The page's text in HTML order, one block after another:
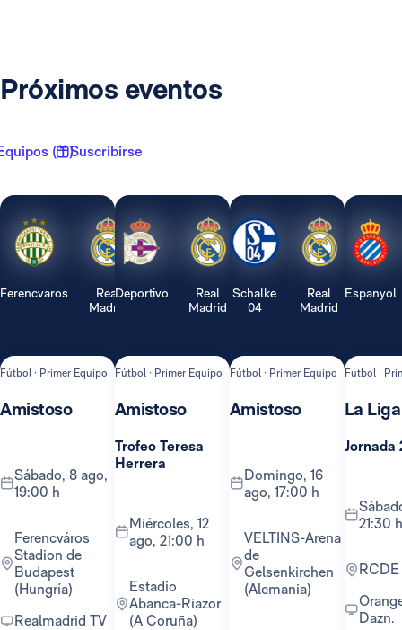
Próximos eventos
( 1 )Suscribirse
Ferencvaros
Real
Madrid
Fútbol · Primer Equipo
Amistoso
sábado, 8 ago,
19:00 h
Ferencváros
Stadion de
Budapest
(Hungría)
Realmadrid TV
Deportivo
Real
Madrid
Fútbol · Primer Equipo
Amistoso
Trofeo Teresa
Herrera
miércoles, 12
ago, 21:00 h
Estadio
Abanca-Riazor
(A Coruña)
Schalke
04
Real
Madrid
Fútbol · Primer Equipo
Amistoso
domingo, 16
ago, 17:00 h
VELTINS-Arena
de
Gelsenkirchen
(Alemania)
Espanyol
Fútbol ·
La Liga
Jornada
sábado, 22 ago,
21:30 h
Orange TV y
Dazn.